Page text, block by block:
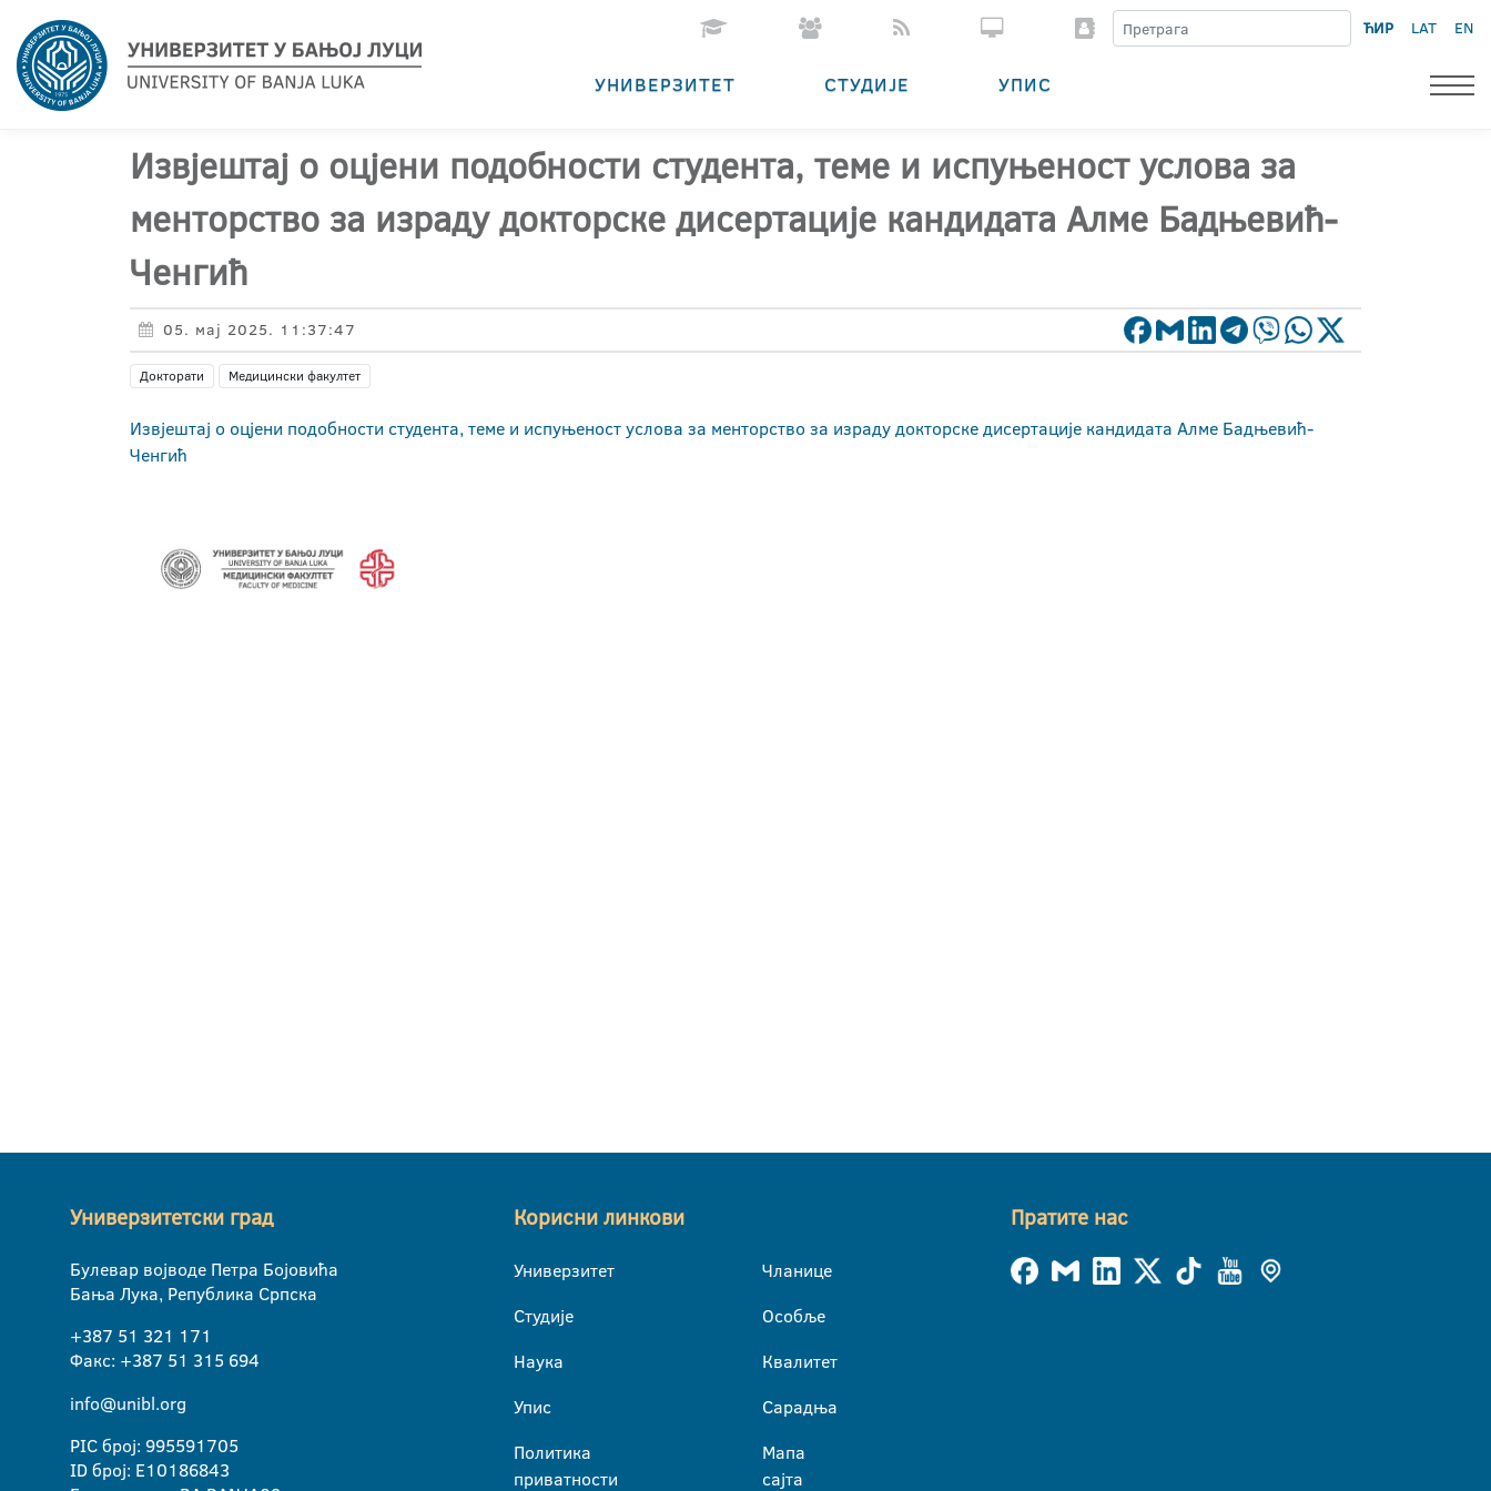
ЋИР LAT EN
УНИВЕРЗИТЕТ СТУДИЈЕ УПИС
Извјештај о оцјени подобности студента, теме и испуњеност услова за
менторство за израду докторске дисертације кандидата Алме Бадњевић-
Ченгић
05. мај 2025. 11:37:47
Докторати Медицински факултет
Извјештај о оцјени подобности студента, теме и испуњеност услова за менторство за израду докторске дисертације кандидата Алме Бадњевић-
Ченгић
Универзитетски град
Булевар војводе Петра Бојовића
Бања Лука, Република Српска
+387 51 321 171
Факс: +387 51 315 694
info@unibl.org
PIC број: 995591705
ID број: E10186843
Корисни линкови
Универзитет
Студије
Наука
Упис
Политика
приватности
Чланице
Особље
Квалитет
Сарадња
Мапа
сајта
Пратите нас